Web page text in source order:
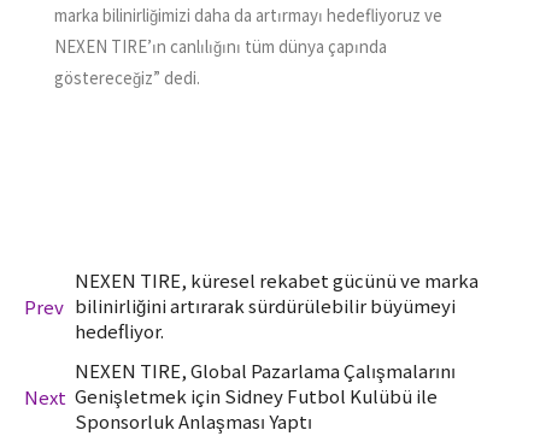
marka bilinirliğimizi daha da artırmayı hedefliyoruz ve
NEXEN TIRE’ın canlılığını tüm dünya çapında
göstereceğiz” dedi.
Prev
NEXEN TIRE, küresel rekabet gücünü ve marka
bilinirliğini artırarak sürdürülebilir büyümeyi
hedefliyor.
Next
NEXEN TIRE, Global Pazarlama Çalışmalarını
Genişletmek için Sidney Futbol Kulübü ile
Sponsorluk Anlaşması Yaptı